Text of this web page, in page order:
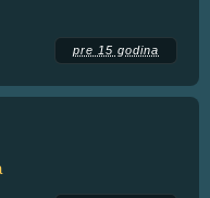
pre 15 godina